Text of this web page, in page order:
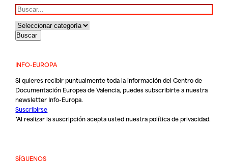
Buscar
INFO-EUROPA
Si quieres recibir puntualmente toda la información del Centro de
Documentación Europea de Valencia, puedes subscribirte a nuestra
newsletter Info-Europa.
Suscribirse
*Al realizar la suscripción acepta usted nuestrapolítica de privacidad.
SÍGUENOS